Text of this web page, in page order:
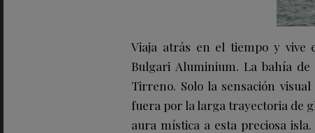
Viaja atrás en el tiempo y vive
Bulgari Aluminium. La bahía
Tirreno. Solo la sensación
fuera por la larga trayectoria de
aura mística a esta preciosa